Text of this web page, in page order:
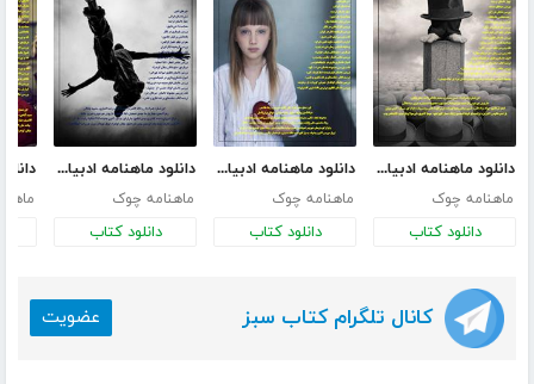
دانلود ماهنامه ادبیات داستانی چوک - شماره 39
ماهنامه چوک
دانلود کتاب
دانلود ماهنامه ادبیات داستانی چوک - شماره 40
ماهنامه چوک
دانلود کتاب
دانلود ماهنامه ادبیات داستانی چوک - شماره 41
ماهنامه چوک
دانلود کتاب
کانال تلگرام کتاب سبز عضویت